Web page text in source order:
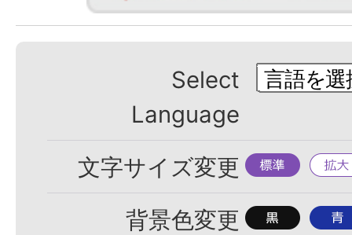
Select
Language
文字サイズ変更 標
準
拡
大
背景色変更 背
背